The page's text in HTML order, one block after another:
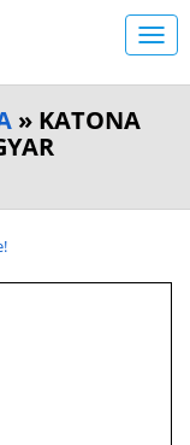
» KATONA